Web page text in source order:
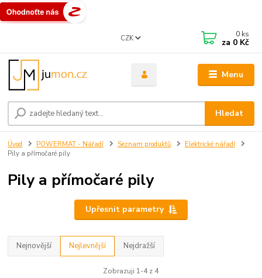
Menu
CZK
Hledat
0 ks
za 0 Kč
Úvod POWERMAT - Nářadí Seznam produktů
Elektrické nářadí
Pily a přímočaré pily
Pily a přímočaré pily
Upřesnit parametry
Nejnovější Nejlevnější Nejdražší
Zobrazuji 1-4 z 4